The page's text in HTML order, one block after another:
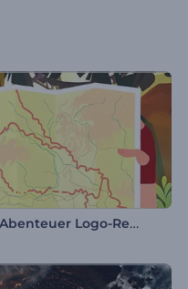
Wandern-Abenteuer Logo-Reveal